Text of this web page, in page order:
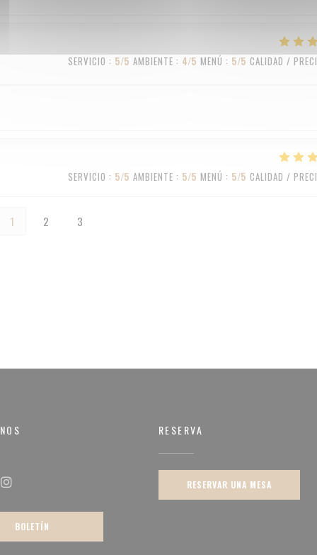
SERVICIO : 5/5 AMBIENTE : 4/5 MENÚ : 5/5 CALIDAD /
SERVICIO : 5/5 AMBIENTE : 5/5 MENÚ : 5/5 CALIDAD /
1 2 3
((abre en una nueva ventana))
Instagram ((abre en una nueva ventana))
BOLETÍN
RESERVA
RESERVAR UNA MESA